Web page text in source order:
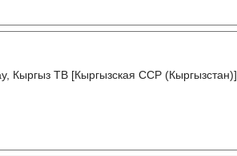
Кыргыз ТВ [Кыргызская ССР (Кыргызстан)]